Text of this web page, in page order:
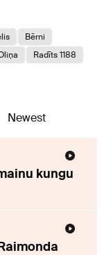
Bērni
Radīts 1188
Newest
kungu